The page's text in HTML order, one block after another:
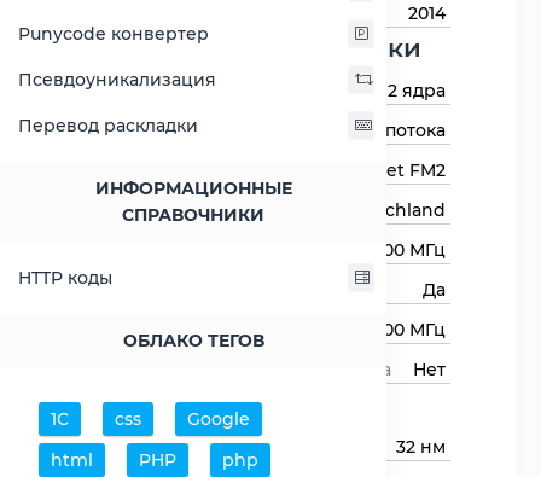
Punycode конвертер
Псевдоуникализация
Перевод раскладки
ИНФОРМАЦИОННЫЕ
СПРАВОЧНИКИ
HTTP коды
ОБЛАКО ТЕГОВ
1С css
Google
html
PHP
php
2014
Основные харктеристики
Количество ядер
2 ядра
Количество потоков
2 потока
Socket FM2
Архитектура процессора
Richland
3800 МГц
Авторазгон
Да
Максимальная частота
4000 МГц
Свободный множитель процессора
Нет
Процессор
Технологический процесс
32 нм